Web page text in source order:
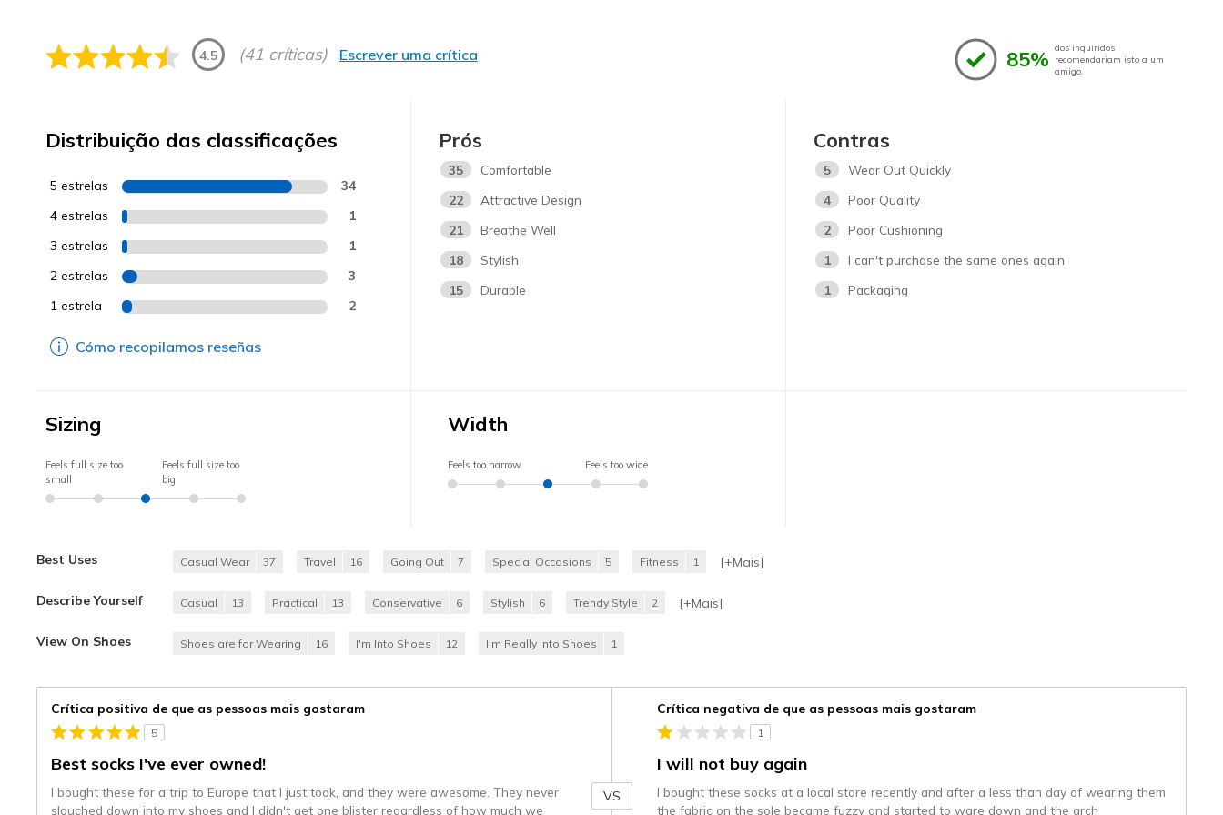
4.5 (41 críticas) Escrever uma crítica 85% dos inquiridos
recomendariam isto a um
amigo.
Distribuição das classificações
5 estrelas 34
4 estrelas 1
3 estrelas 1
2 estrelas 3
1 estrela 2
Cómo recopilamos reseñas
Prós
35
Comfortable
22
Attractive Design
21
Breathe Well
18
Stylish
15
Durable
Contras
5
Wear Out Quickly
4
Poor Quality
2
Poor Cushioning
1
I can't purchase the same ones again
1
Packaging
Sizing
Feels full size too
small
Feels full size too
big
Width
Feels too narrow Feels too wide
Best Uses Casual Wear 37 Travel 16 Going Out 7 Special Occasions 5 Fitness 1 [+Mais]
Describe Yourself Casual 13 Practical 13 Conservative 6 Stylish 6 Trendy Style 2 [+Mais]
View On Shoes Shoes are for Wearing 16 I'm Into Shoes 12 I'm Really Into Shoes 1
Crítica positiva de que as pessoas mais gostaram
5
Best socks I've ever owned!
I bought these for a trip to Europe that I just took, and they were awesome. They never
slouched down into my shoes and I didn't get one blister regardless of how much we
VS
Crítica negativa de que as pessoas mais gostaram
1
I will not buy again
I bought these socks at a local store recently and after a less than day of wearing them
the fabric on the sole became fuzzy and started to ware down and the arch